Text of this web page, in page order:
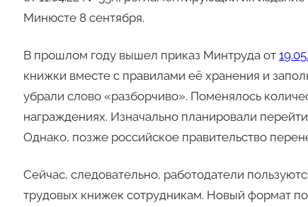
Минюсте 8 сентября.
В прошлом году вышел приказ Минтруда от
книжки вместе с правилами её хранения и
убрали слово «разборчиво». Поменялось
награждениях. Изначально планировали
Однако, позже российское правительство
Сейчас, следовательно, работодатели
трудовых книжек сотрудникам. Новый формат